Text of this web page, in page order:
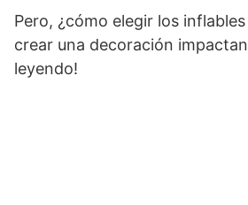
Pero, ¿cómo elegir los
crear una decoración
leyendo!